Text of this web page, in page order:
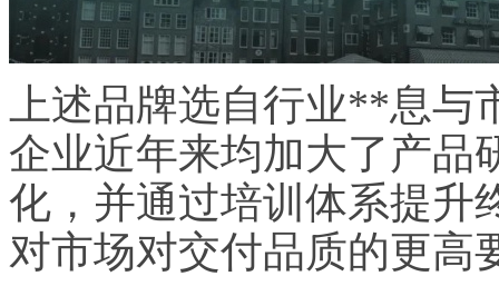
上述品牌选自行业**息
企业近年来均加大了产品
化，并通过培训体系提升
对市场对交付品质的更高